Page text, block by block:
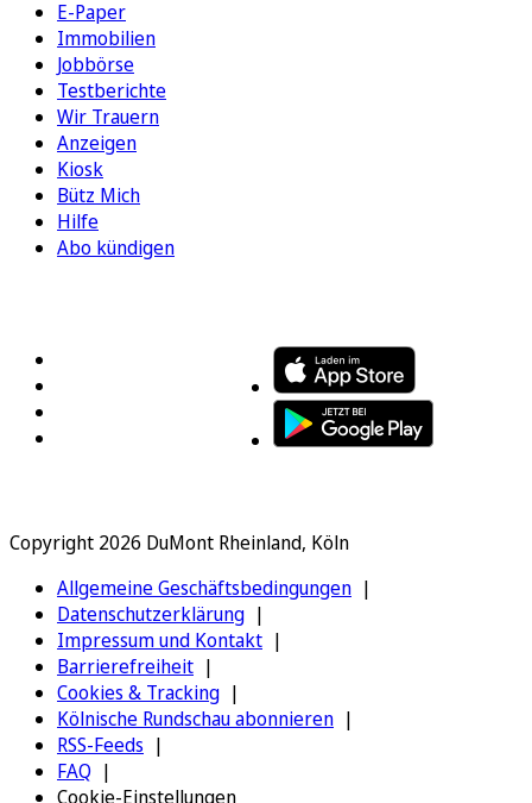
E-Paper
Immobilien
Jobbörse
Testberichte
Wir Trauern
Anzeigen
Kiosk
Bütz Mich
Hilfe
Abo kündigen
Copyright 2026 DuMont Rheinland, Köln
Allgemeine Geschäftsbedingungen
Datenschutzerklärung
Impressum und Kontakt
Barrierefreiheit
Cookies & Tracking
Kölnische Rundschau abonnieren
RSS-Feeds
FAQ
Cookie-Einstellungen